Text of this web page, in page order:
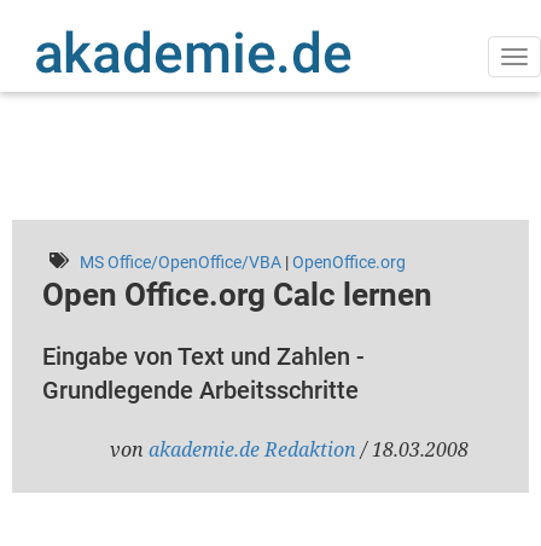
Inhalt
MS Office/OpenOffice/VBA|OpenOffice.org
Open Office.org Calc lernen
Eingabe von Text und Zahlen -
Grundlegende Arbeitsschritte
von akademie.de Redaktion / 18.03.2008